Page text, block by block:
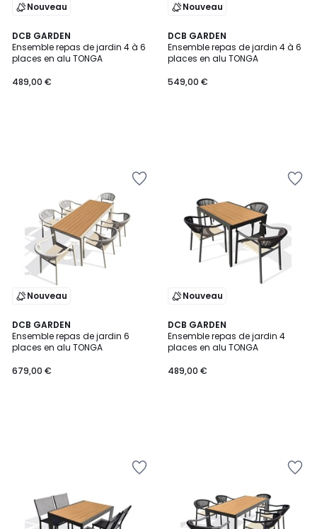
Nouveau
DCB GARDEN
Ensemble repas de jardin 4 à 6
places en alu TONGA
489,00 €
Nouveau
DCB GARDEN
Ensemble repas de jardin 4 à 6
places en alu TONGA
549,00 €
Nouveau
DCB GARDEN
Ensemble repas de jardin 6
places en alu TONGA
679,00 €
Nouveau
DCB GARDEN
Ensemble repas de jardin 4
places en alu TONGA
489,00 €